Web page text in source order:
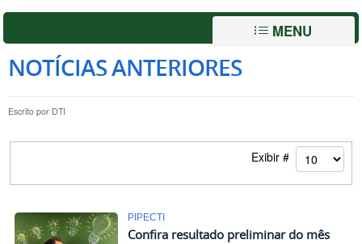
MENU
NOTÍCIAS ANTERIORES
Escrito por DTI
Exibir #
PIPECTI
Confira resultado preliminar do mês